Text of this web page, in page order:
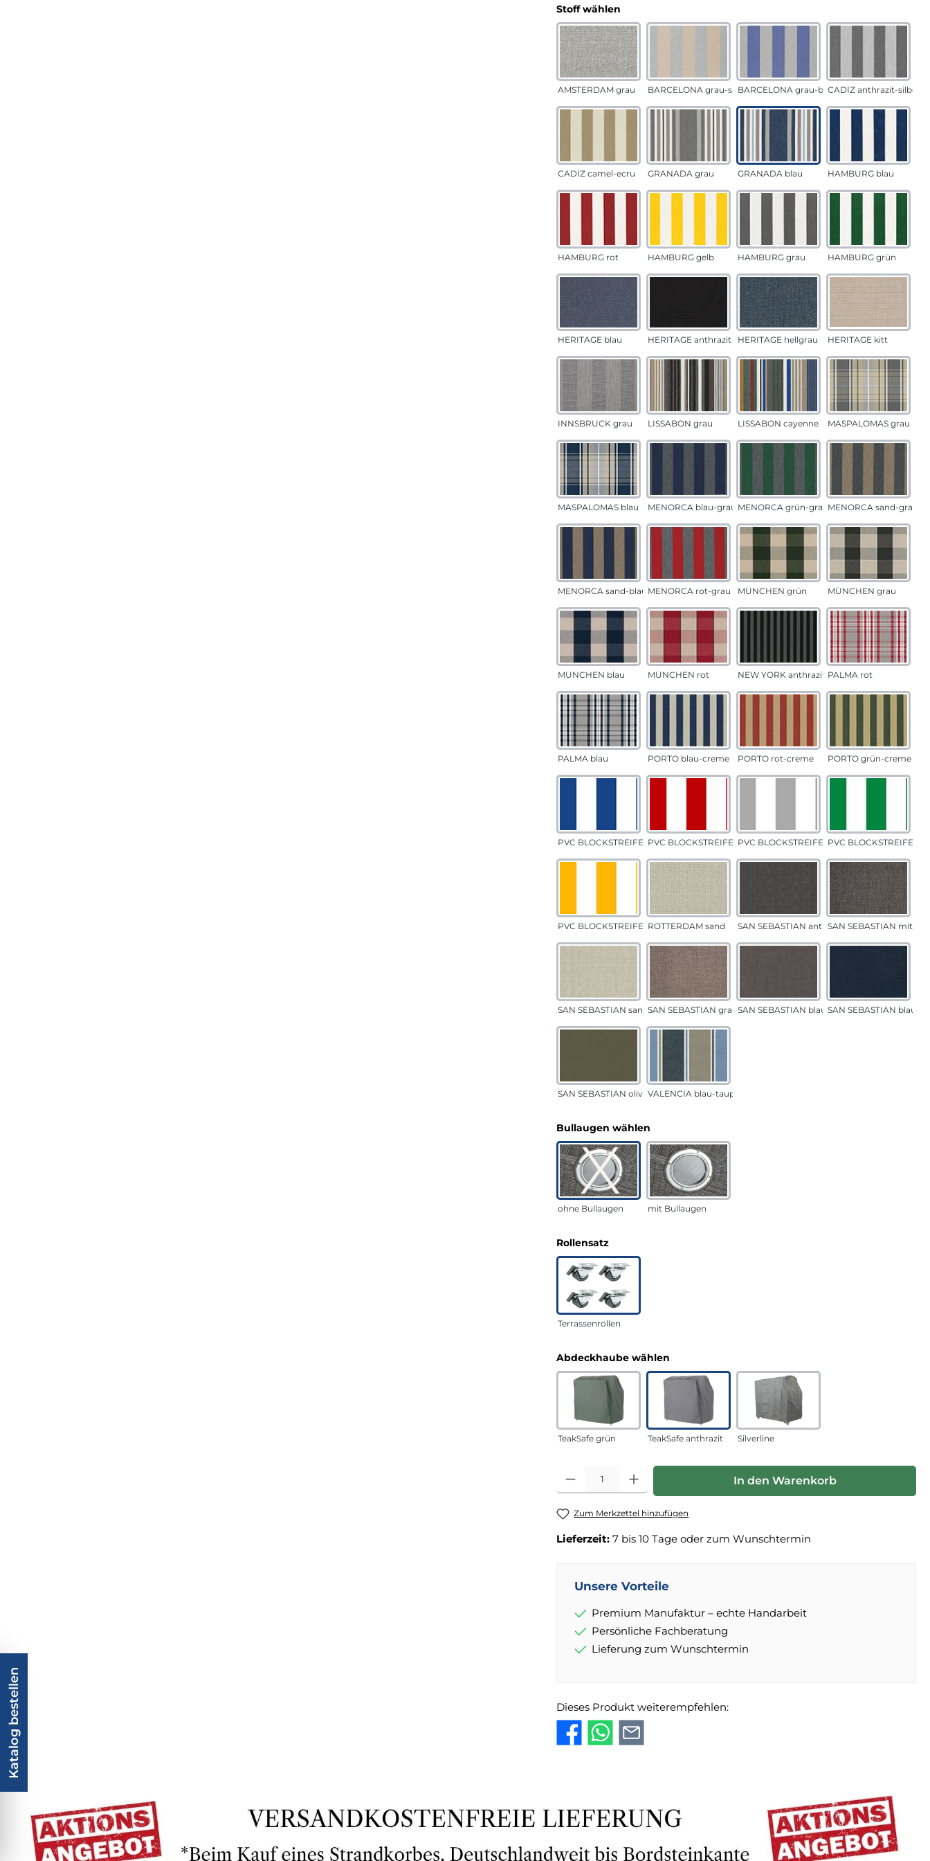
Stoff wählen
AMSTERDAM grau BARCELONA grau-sandBARCELONA grau-blauCADÍZ anthrazit-silber
CADÍZ camel-ecru GRANADA grau GRANADA blau HAMBURG blau
HAMBURG rot HAMBURG gelb HAMBURG grau HAMBURG grün
HERITAGE blau HERITAGE anthrazit HERITAGE hellgrau HERITAGE kitt
INNSBRUCK grau LISSABON grau LISSABON cayenne MASPALOMAS grau
MASPALOMAS blau MENORCA blau-grau MENORCA grün-grau MENORCA sand-grau
MENORCA sand-blau MENORCA rot-grau MÜNCHEN grün MÜNCHEN grau
MÜNCHEN blau MÜNCHEN rot NEW YORK anthrazit PALMA rot
PALMA blau PORTO blau-creme PORTO rot-creme PORTO grün-creme
PVC BLOCKSTREIFEN blauPVC BLOCKSTREIFEN rotPVC BLOCKSTREIFEN grauPVC BLOCKSTREIFEN
PVC BLOCKSTREIFEN gelbROTTERDAM sand SAN SEBASTIAN anthrazitSAN SEBASTIAN
SAN SEBASTIAN sandSAN SEBASTIAN grau-sandSAN SEBASTIAN blau-sandSAN SEBASTIAN blau
SAN SEBASTIAN oliv VALENCIA blau-taupe
Bullaugen wählen
ohne Bullaugen mit Bullaugen
Rollensatzauswählen
Terrassenrollen
Abdeckhaube wählen
TeakSafe grün TeakSafe anthrazit Silverline
Produkt Anzahl: Gib den gewünschten Wert ein oder benutze die
In den Warenkorb
Zum Merkzettel hinzufügen
Lieferzeit: 7 bis 10 Tage oder zum Wunschtermin
Unsere Vorteile
Premium Manufaktur – echte Handarbeit
Persönliche Fachberatung
Lieferung zum Wunschtermin
Dieses Produkt weiterempfehlen:
Katalog bestellen